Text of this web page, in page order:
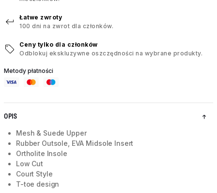
Łatwe zwroty
100 dni na zwrot dla członków.
Ceny tylko dla członków
Odblokuj ekskluzywne oszczędności na wybrane produkty.
Metody płatności
OPIS
Mesh & Suede Upper
Rubber Outsole, EVA Midsole Insert
Ortholite Insole
Low Cut
Court Style
T-toe design